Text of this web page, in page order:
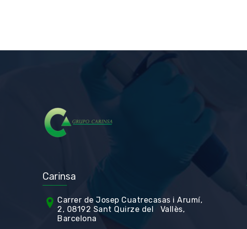
Carinsa
Carrer de Josep Cuatrecasas i Arumí,
2, 08192 Sant Quirze del Vallès,
Barcelona